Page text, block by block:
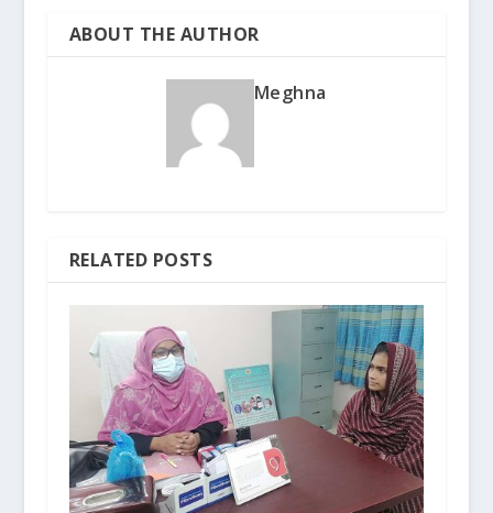
ABOUT THE AUTHOR
Meghna
RELATED POSTS